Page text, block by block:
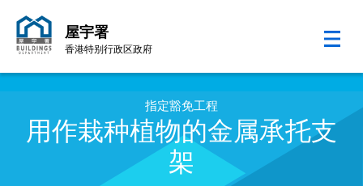
屋宇署
香港特别行政区政府
指定豁免工程
用作栽种植物的金属承托支
架